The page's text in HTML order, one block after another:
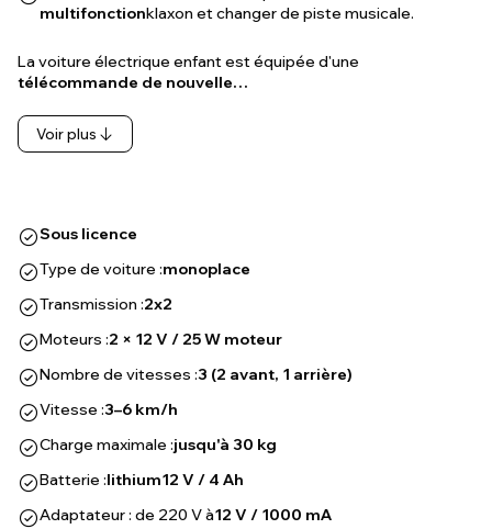
multifonctionklaxon et changer de piste musicale.
La voiture électrique enfant est équipée d'une
télécommande de nouvelle…
Voir plus
Sous licence
Type de voiture :monoplace
Transmission :2x2
Moteurs :2 × 12 V / 25 W moteur
Nombre de vitesses :3 (2 avant, 1 arrière)
Vitesse :3–6 km/h
Charge maximale :jusqu'à 30 kg
Batterie :lithium12 V / 4 Ah
Adaptateur : de 220 V à12 V / 1000 mA